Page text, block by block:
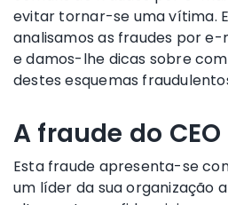
evitar tornar-se uma vítima.
analisamos as fraudes por e-
e damos-lhe dicas sobre
destes esquemas
A fraude do CEO
Esta fraude apresenta-se
um líder da sua organização